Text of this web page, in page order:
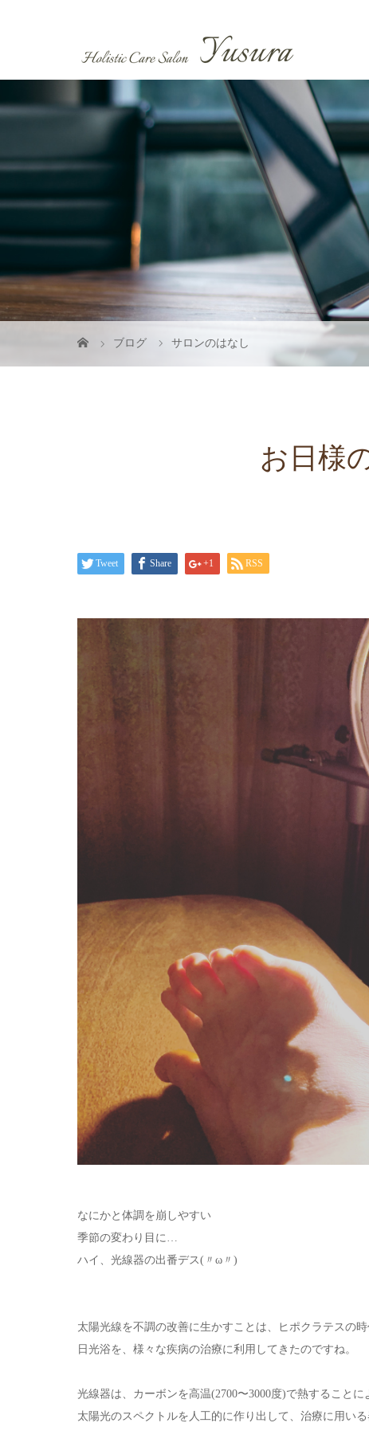
ブログ サロンのはなし
お日様
Tweet Share +1 RSS
なにかと体調を崩しやすい
季節の変わり目に…
ハイ、光線器の出番デス(〃ω〃)
太陽光線を不調の改善に生かすことは、ヒポクラテスの時
日光浴を、様々な疾病の治療に利用してきたのですね。
光線器は、カーボンを高温(2700〜3000度)で熱することに
太陽光のスペクトルを人工的に作り出して、治療に用いる